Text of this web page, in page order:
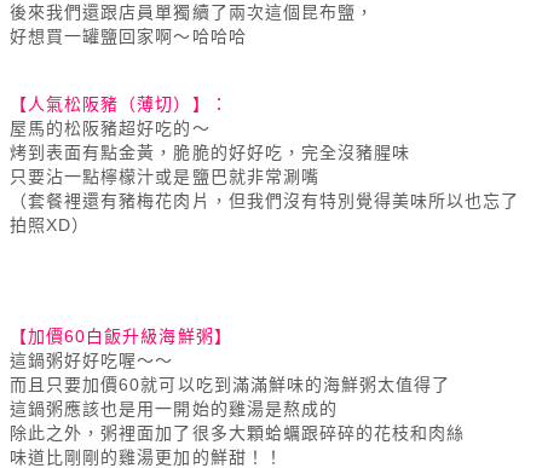
後來我們還跟店員單獨續了兩次這個昆布鹽，
好想買一罐鹽回家啊～哈哈哈
【人氣松阪豬（薄切）】：
屋馬的松阪豬超好吃的～
烤到表面有點金黃，脆脆的好好吃，完全沒豬腥味
只要沾一點檸檬汁或是鹽巴就非常涮嘴
（套餐裡還有豬梅花肉片，但我們沒有特別覺得美味所以也忘了
拍照XD）
【加價60白飯升級海鮮粥】
這鍋粥好好吃喔～～
而且只要加價60就可以吃到滿滿鮮味的海鮮粥太值得了
這鍋粥應該也是用一開始的雞湯是熬成的
除此之外，粥裡面加了很多大顆蛤蠣跟碎碎的花枝和肉絲
味道比剛剛的雞湯更加的鮮甜！！